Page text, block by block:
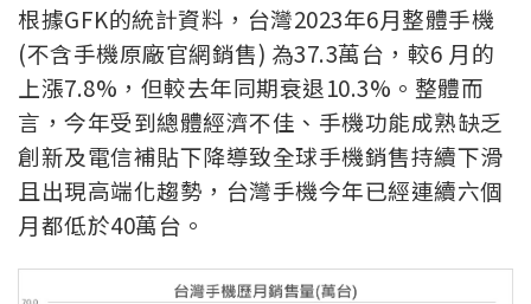
根據GFK的統計資料，台灣2023年6月整體手機
(不含手機原廠官網銷售) 為37.3萬台，較6 月的
上漲7.8%，但較去年同期衰退10.3%。整體而
言，今年受到總體經濟不佳、手機功能成熟缺乏
創新及電信補貼下降導致全球手機銷售持續下滑
且出現高端化趨勢，台灣手機今年已經連續六個
月都低於40萬台。